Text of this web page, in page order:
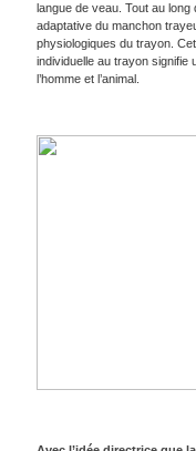
langue de veau. Tout au long
adaptative du manchon
physiologiques du trayon.
individuelle au trayon signifie
l’homme et l’animal.